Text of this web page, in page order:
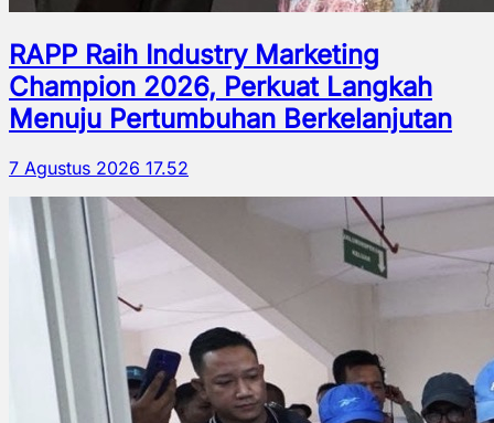
RAPP Raih Industry Marketing
Champion 2026, Perkuat Langkah
Menuju Pertumbuhan Berkelanjutan
7 Agustus 2026 17.52